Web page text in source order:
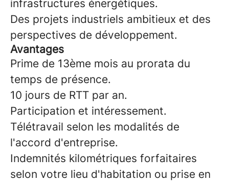
infrastructures énergétiques.
Des projets industriels ambitieux et des
perspectives de développement.
Avantages
Prime de 13ème mois au prorata du
temps de présence.
10 jours de RTT par an.
Participation et intéressement.
Télétravail selon les modalités de
l'accord d'entreprise.
Indemnités kilométriques forfaitaires
selon votre lieu d'habitation ou prise en